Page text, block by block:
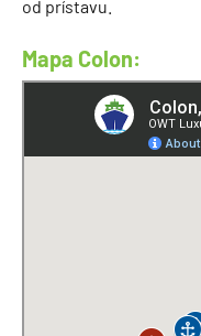
od prístavu.
Mapa Colon: